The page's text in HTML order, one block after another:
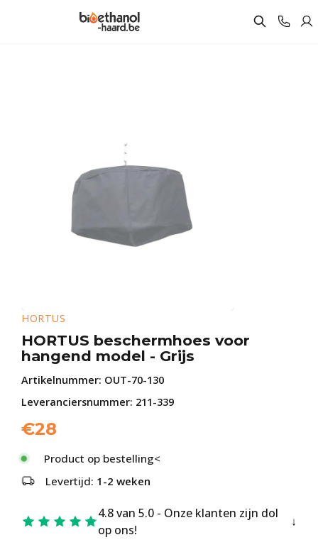
HORTUS
HORTUS beschermhoes voor
hangend model - Grijs
Artikelnummer: OUT-70-130
Leveranciersnummer: 211-339
€28
Product op bestelling<
Levertijd: 1-2 weken
4.8 van 5.0 - Onze klanten zijn dol
op ons!